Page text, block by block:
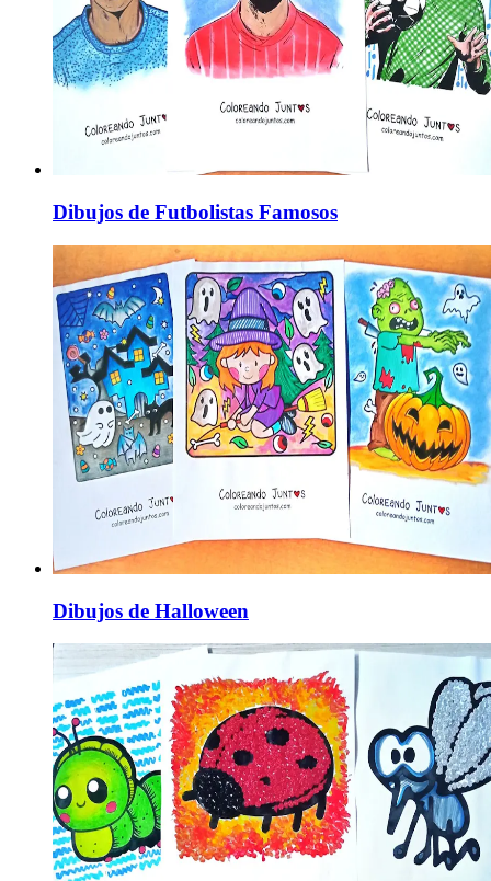
Dibujos de Futbolistas Famosos
Dibujos de Halloween